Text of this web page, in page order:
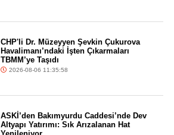
CHP'li Dr. Müzeyyen Şevkin Çukurova
Havalimanı’ndaki İşten Çıkarmaları
TBMM’ye Taşıdı
2026-08-06 11:35:58
ASKİ’den Bakımyurdu Caddesi’nde Dev
Altyapı Yatırımı: Sık Arızalanan Hat